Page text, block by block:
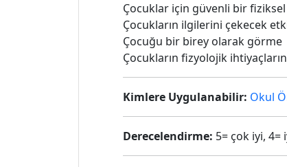
Çocuklar için güvenli bir
Çocukların ilgilerini çekecek
Çocuğu bir birey olarak görme
Çocukların fizyolojik
Kimlere Uygulanabilir: Okul
Derecelendirme: 5= çok iyi, 4=